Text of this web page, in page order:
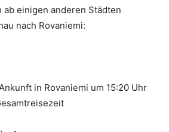
ab einigen anderen Städten
nach Rovaniemi:
in Rovaniemi um 15:20 Uhr